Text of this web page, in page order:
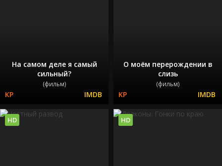
На самом деле я самый
сильный?
(фильм)
О моём перерождении в
слизь
(фильм)
HD HD